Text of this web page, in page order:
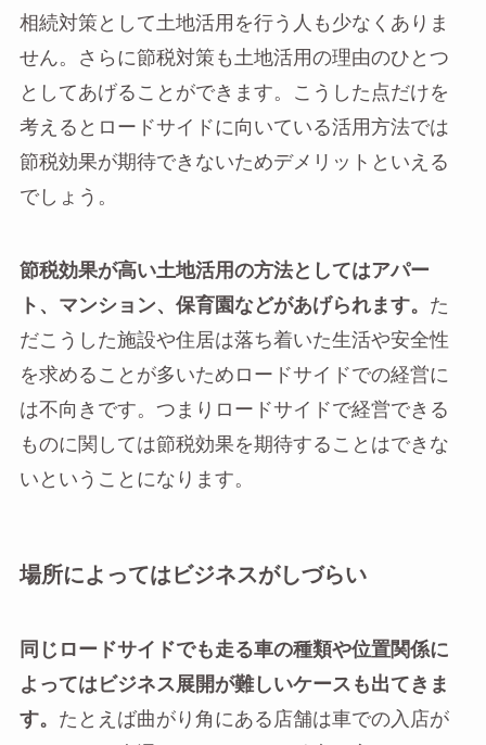
相続対策として土地活用を行う人も少なくありま
せん。さらに節税対策も土地活用の理由のひとつ
としてあげることができます。こうした点だけを
考えるとロードサイドに向いている活用方法では
節税効果が期待できないためデメリットといえる
でしょう。
節税効果が高い土地活用の方法としてはアパー
ト、マンション、保育園などがあげられます。 た
だこうした施設や住居は落ち着いた生活や安全性
を求めることが多いためロードサイドでの経営に
は不向きです。つまりロードサイドで経営できる
ものに関しては節税効果を期待することはできな
いということになります。
場所によってはビジネスがしづらい
同じロードサイドでも走る車の種類や位置関係に
よってはビジネス展開が難しいケースも出てきま
す。 たとえば曲がり角にある店舗は車での入店が